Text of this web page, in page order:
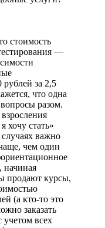
стоимость
—
за 2,5
что одна
вопросы разом.
хочу стать»
важно
чем один
начиная
продают курсы,
(а кто-то это
заказать
всех